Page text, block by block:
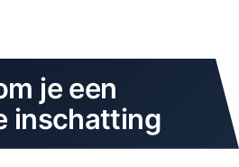
je een
inschatting